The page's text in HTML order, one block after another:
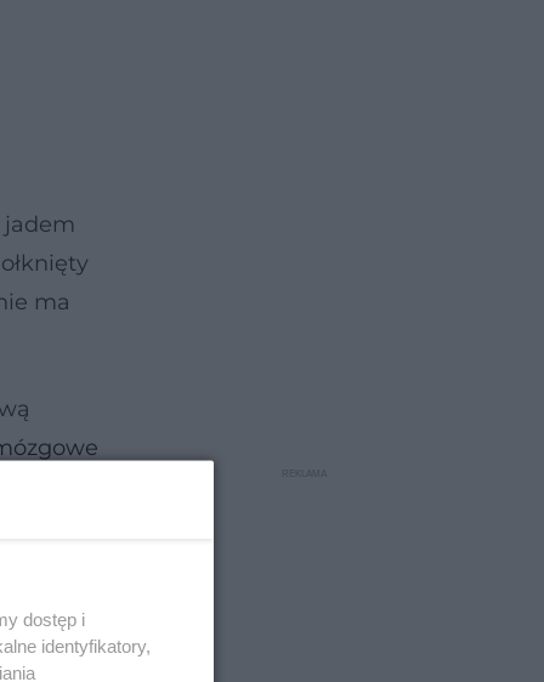
jadem
ma
dostęp i
identyfikatory,